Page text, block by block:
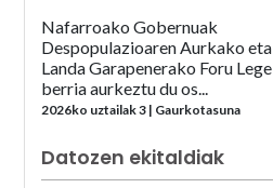
Nafarroako Gobernuak
Despopulazioaren Aurkako eta
Landa Garapenerako Foru Lege
berria aurkeztu du os...
2026ko uztailak 3 | Gaurkotasuna
Datozen ekitaldiak